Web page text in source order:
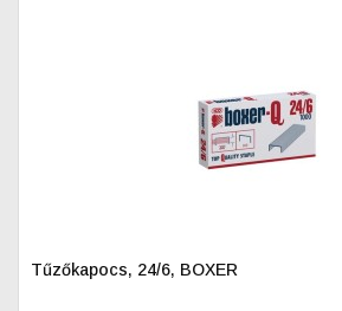
Tűzőkapocs, 24/6, BOXER